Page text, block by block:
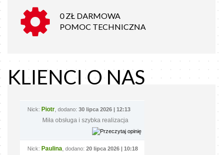
0 ZŁ DARMOWA
POMOC TECHNICZNA
KLIENCI O NAS
Nick: Piotr , dodano: 30 lipca 2026 | 12:13
Miła obsługa i szybka realizacja
Nick: Paulina , dodano: 20 lipca 2026 | 10:18